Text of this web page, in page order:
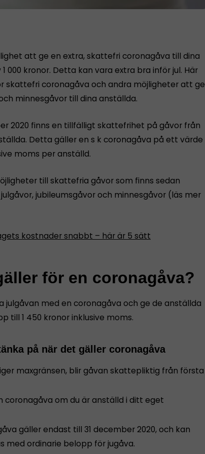
att ge en extra, skattefri coronagåva till dina
000 kronor. Detta kan vara extra bra inför jul. Här
skattefri coronagåva och andra möjligheter att ge
minnesgåvor till dina anställda.
2020 finns en tillfälligt skattefrihet på gåvor från
Detta gäller en s k coronagåva på ett värde
moms per anställd.
till skattefria gåvor som finns sedan
jubileumsgåvor och minnesgåvor (läs mer
kostnader snabbt – här är 5 sätt
för en coronagåva?
julgåvan med en coronagåva och ge de anställda
till 1 450 kronor inklusive moms.
på när det gäller coronagåva
maxgränsen, blir gåvan skattepliktig från första
coronagåva om du är anställd i ditt eget
gäller endast till 31 december 2020, och kan
med ordinarie belopp för jugåva.